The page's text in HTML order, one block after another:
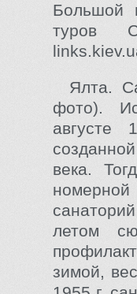
Большой
туров
Ялта.
фото).
августе
века.
летом
зимой,